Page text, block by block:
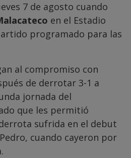
7 de agosto cuando
en el Estadio
programado para las
al compromiso con
de derrotar 3-1 a
jornada del
que les permitió
sufrida en el debut
cuando cayeron por